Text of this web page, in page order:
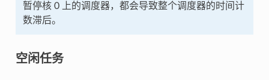
暂停核 0 上的调度器，都会导致整个调度器的时间计
数滞后。
空闲任务